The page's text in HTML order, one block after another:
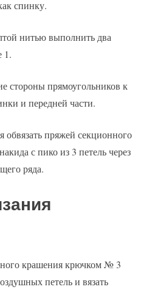
спинку.
нитью выполнить два
1.
стороны прямоугольников к
и передней части.
обвязать пряжей секционного
с пико из 3 петель через
ряда.
крашения крючком № 3
петель и вязать